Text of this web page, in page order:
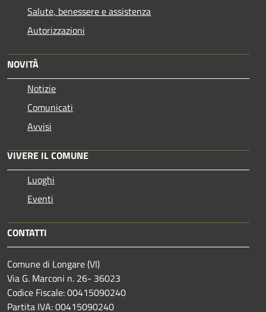
Salute, benessere e assistenza
Autorizzazioni
NOVITÀ
Notizie
Comunicati
Avvisi
VIVERE IL COMUNE
Luoghi
Eventi
CONTATTI
Comune di Longare (VI)
Via G. Marconi n. 26- 36023
Codice Fiscale: 00415090240
Partita IVA: 00415090240